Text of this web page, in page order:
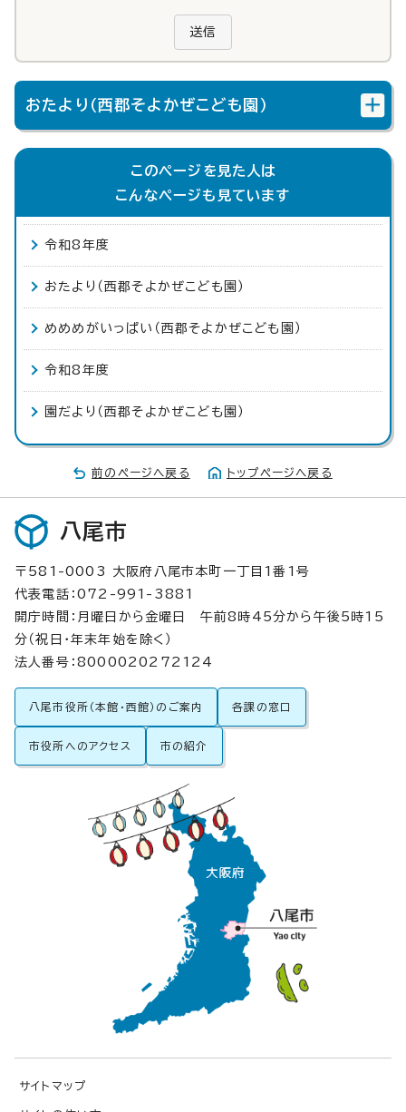
送信
おたより（西郡そよかぜこども園）
このページを見た人は
こんなページも見ています
令和8年度
おたより（西郡そよかぜこども園）
めめめがいっぱい（西郡そよかぜこども園）
令和8年度
園だより（西郡そよかぜこども園）
前のページへ戻る トップページへ戻る
八尾市
〒581-0003 大阪府八尾市本町一丁目1番1号
代表電話：072-991-3881
開庁時間：月曜日から金曜日 午前8時45分から午後5時15
分（祝日・年末年始を除く）
法人番号：8000020272124
八尾市役所（本館・西館）のご案内 各課の窓口
市役所へのアクセス 市の紹介
サイトマップ